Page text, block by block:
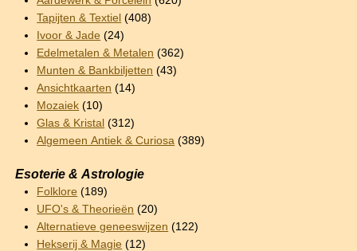
Tapijten & Textiel (408)
Ivoor & Jade (24)
Edelmetalen & Metalen (362)
Munten & Bankbiljetten (43)
Ansichtkaarten (14)
Mozaiek (10)
Glas & Kristal (312)
Algemeen Antiek & Curiosa (389)
Esoterie & Astrologie
Folklore (189)
UFO's & Theorieën (20)
Alternatieve geneeswijzen (122)
Hekserij & Magie (12)